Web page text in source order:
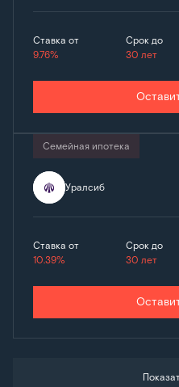
Ставка от
9.76%
Срок до
30 лет
Семейная ипотека
Уралсиб
Ставка от
10.39%
Срок до
30 лет